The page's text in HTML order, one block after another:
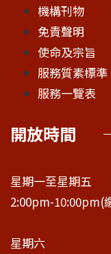
機構刊物
免責聲明
使命及宗旨
服務質素標準
服務一覽表
開放時間
星期一至星期五
2:00pm-10:00pm(
星期六